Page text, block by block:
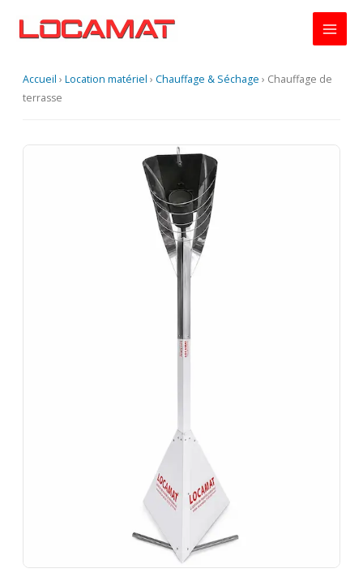
Accueil › Location matériel › Chauffage & Séchage › Chauffage de
terrasse